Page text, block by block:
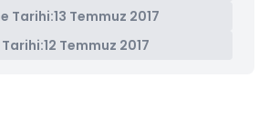
Tarihi:13 Temmuz 2017
12 Temmuz 2017